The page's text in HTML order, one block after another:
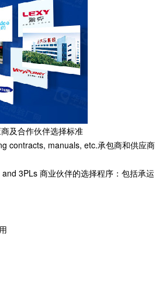
及合作伙伴选择标准
manuals, etc.承包商和供应商
3PLs 商业伙伴的选择程序：包括承运